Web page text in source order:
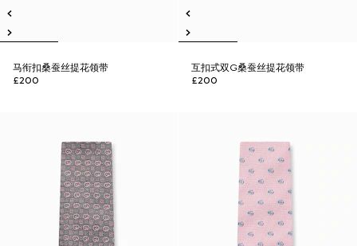
马衔扣桑蚕丝提花领带
£200
互扣式双G桑蚕丝提花领带
£200